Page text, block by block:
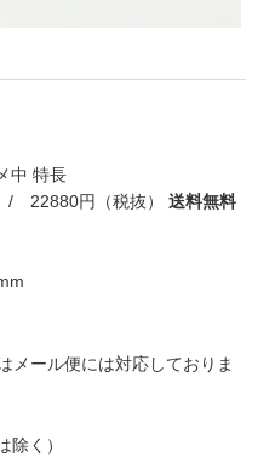
中 特長
/ 22880円（税抜） 送料無料
メール便には対応しておりま
く）